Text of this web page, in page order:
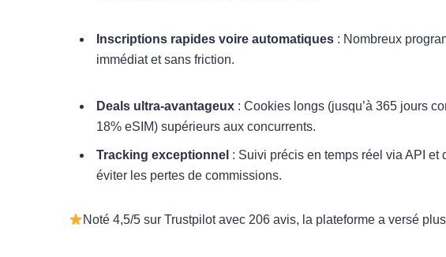
Inscriptions rapides voire automatiques : Nombreux
immédiat et sans friction.​
Deals ultra-avantageux : Cookies longs (jusqu’à 365 jours
18% eSIM) supérieurs aux concurrents.​
Tracking exceptionnel : Suivi précis en temps réel via API et
éviter les pertes de commissions.
Noté 4,5/5 sur Trustpilot avec 206 avis, la plateforme a versé